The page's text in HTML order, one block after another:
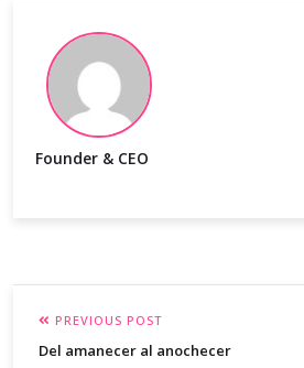
Founder & CEO
PREVIOUS POST
Del amanecer al anochecer